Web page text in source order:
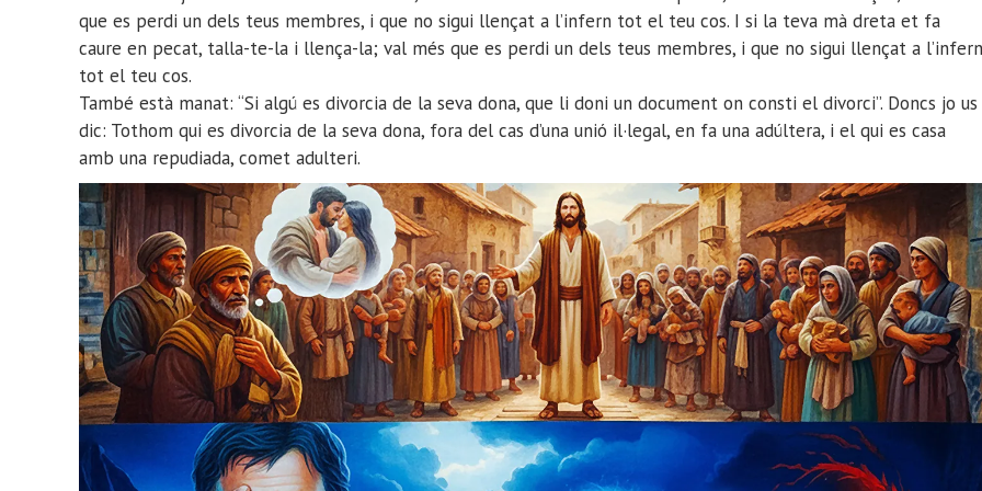
que es perdi un dels teus membres, i que no sigui llençat a l’infern tot el teu cos. I si la teva mà dreta et fa
caure en pecat, talla-te-la i llença-la; val més que es perdi un dels teus membres, i que no sigui llençat a l’infern
tot el teu cos.
També està manat: “Si algú es divorcia de la seva dona, que li doni un document on consti el divorci”. Doncs jo us
dic: Tothom qui es divorcia de la seva dona, fora del cas d’una unió il·legal, en fa una adúltera, i el qui es casa
amb una repudiada, comet adulteri.